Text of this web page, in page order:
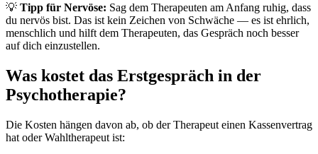
💡 Tipp für Nervöse: Sag dem Therapeuten am Anfang ruhig, dass
du nervös bist. Das ist kein Zeichen von Schwäche — es ist ehrlich,
menschlich und hilft dem Therapeuten, das Gespräch noch besser
auf dich einzustellen.
Was kostet das Erstgespräch in der
Psychotherapie?
Die Kosten hängen davon ab, ob der Therapeut einen Kassenvertrag
hat oder Wahltherapeut ist: